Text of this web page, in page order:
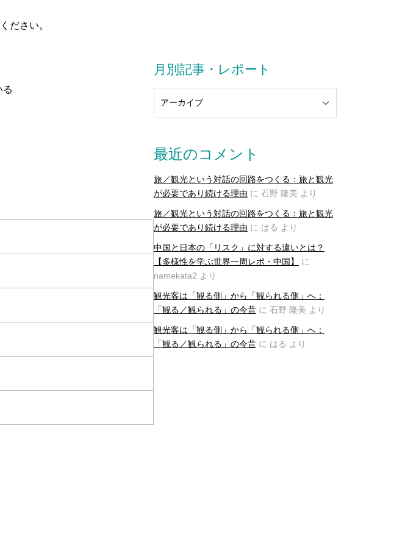
ださい。
る
月別記事・レポート
最近のコメント
旅／観光という対話の回路をつくる：旅と観光
が必要であり続ける理由 に 石野 隆美 より
旅／観光という対話の回路をつくる：旅と観光
が必要であり続ける理由 に はる より
中国と日本の「リスク」に対する違いとは？
【多様性を学ぶ世界一周レポ・中国】
に
namekata2 より
観光客は「観る側」から「観られる側」へ：
「観る／観られる」の今昔 に 石野 隆美 より
観光客は「観る側」から「観られる側」へ：
「観る／観られる」の今昔 に はる より